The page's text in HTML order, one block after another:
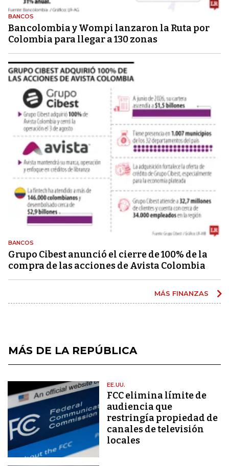
BANCOS
Bancolombia y Wompi lanzaron la Ruta por
Colombia para llegar a 130 zonas
BANCOS
Grupo Cibest anunció el cierre de 100% de la
compra de las acciones de Avista Colombia
MÁS FINANZAS
MÁS DE LA REPÚBLICA
EE.UU.
FCC elimina límite de
audiencia que
restringía propiedad de
canales de televisión
locales